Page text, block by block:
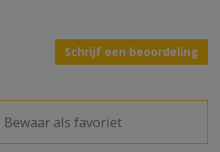
Schrijf een beoordeling
Bewaar als favoriet